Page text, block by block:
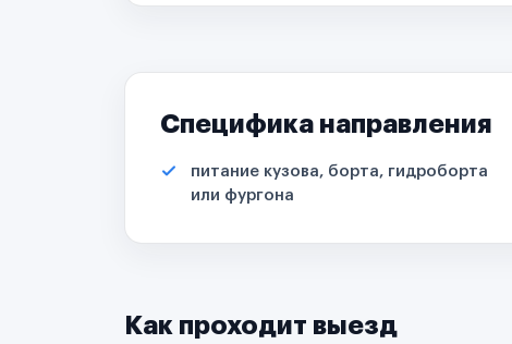
Специфика направления
питание кузова, борта, гидроборта
или фургона
Как проходит выезд